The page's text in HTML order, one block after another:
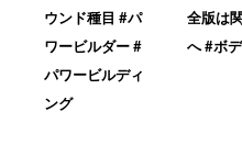
ウンド種目 #パ
ワービルダー #
パワービルディ
ング
全版は
へ #ボ